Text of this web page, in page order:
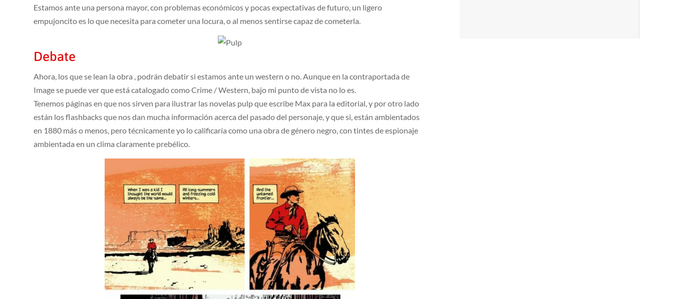
Estamos ante una persona mayor, con problemas económicos y pocas expectativas de futuro, un ligero
empujoncito es lo que necesita para cometer una locura, o al menos sentirse capaz de cometerla.
Debate
Ahora, los que se lean la obra , podrán debatir si estamos ante un western o no. Aunque en la contraportada de
Image se puede ver que está catalogado como Crime / Western, bajo mi punto de vista no lo es.
Tenemos páginas en que nos sirven para ilustrar las novelas pulp que escribe Max para la editorial, y por otro lado
están los flashbacks que nos dan mucha información acerca del pasado del personaje, y que si, están ambientados
en 1880 más o menos, pero técnicamente yo lo calificaría como una obra de género negro, con tintes de espionaje
ambientada en un clima claramente prebélico.